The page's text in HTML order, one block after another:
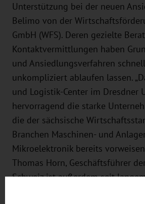
Unterstützung bei der neuen
Belimo von der
GmbH (WFS). Deren gezielte
Kontaktvermittlungen haben
und Ansiedlungsverfahren
unkompliziert ablaufen lassen.
und Logistik-Center im Dresdner
hervorragend die starke
die der sächsische
Branchen Maschinen- und
Mikroelektronik bereits vorweisen
Thomas Horn, Geschäftsführer der
Schweiz ist außerdem seit